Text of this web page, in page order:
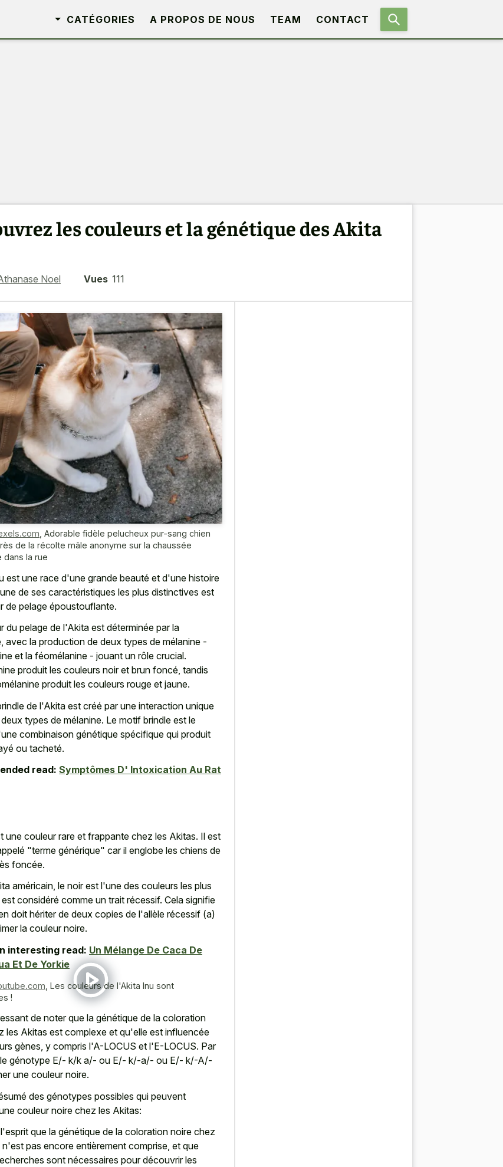
CATÉGORIES A PROPOS DE NOUS TEAM CONTACT
les couleurs et la génétique des Akita
Noel Vues 111
Adorable fidèle pelucheux pur-sang chien
de la récolte mâle anonyme sur la chaussée
dans la rue
est une race d'une grande beauté et d'une histoire
de ses caractéristiques les plus distinctives est
de pelage époustouflante.
du pelage de l'Akita est déterminée par la
avec la production de deux types de mélanine -
et la féomélanine - jouant un rôle crucial.
produit les couleurs noir et brun foncé, tandis
produit les couleurs rouge et jaune.
de l'Akita est créé par une interaction unique
types de mélanine. Le motif brindle est le
combinaison génétique spécifique qui produit
ou tacheté.
read: Symptômes D' Intoxication Au Rat
une couleur rare et frappante chez les Akitas. Il est
"terme générique" car il englobe les chiens de
foncée.
américain, le noir est l'une des couleurs les plus
est considéré comme un trait récessif. Cela signifie
doit hériter de deux copies de l'allèle récessif (a)
la couleur noire.
interesting read: Un Mélange De Caca De
Et De Yorkie
Les couleurs de l'Akita Inu sont
!
de noter que la génétique de la coloration
les Akitas est complexe et qu'elle est influencée
gènes, y compris l'A-LOCUS et l'E-LOCUS. Par
génotype E/- k/k a/- ou E/- k/-a/- ou E/- k/-A/-
une couleur noire.
des génotypes possibles qui peuvent
couleur noire chez les Akitas:
que la génétique de la coloration noire chez
pas encore entièrement comprise, et que
sont nécessaires pour découvrir les